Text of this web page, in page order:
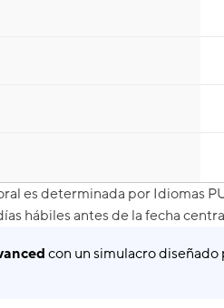
es determinada por Idiomas
hábiles antes de la fecha
con un simulacro diseñado